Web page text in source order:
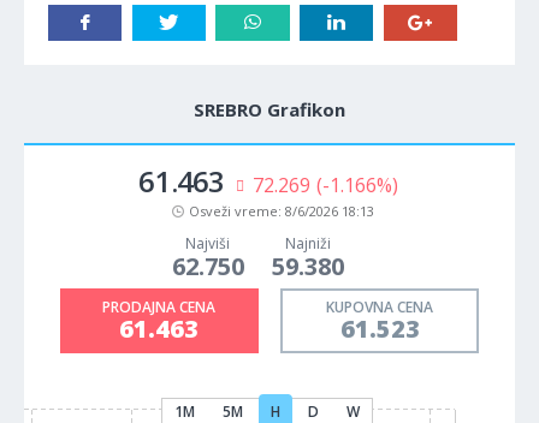
SREBRO Grafikon
61.463 72.269 (-1.166%)
Osveži vreme: 8/6/2026 18:13
Najviši
62.750
Najniži
59.380
PRODAJNA CENA
61.463
KUPOVNA CENA
61.523
1M 5M H D W